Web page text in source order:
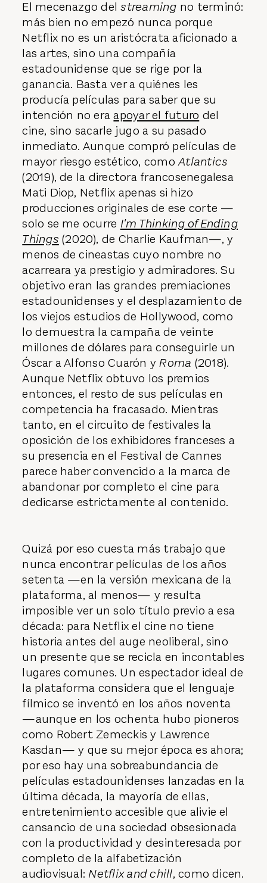
El mecenazgo delstreaming no terminó:
más bien no empezó nunca porque
Netflix no es un aristócrata aficionado a
las artes, sino una compañía
estadounidense que se rige por la
ganancia. Basta ver a quiénes les
producía películas para saber que su
intención no eraapoyar el futuro del
cine, sino sacarle jugo a su pasado
inmediato. Aunque compró películas de
mayor riesgo estético, comoAtlantics
(2019), de la directora francosenegalesa
Mati Diop, Netflix apenas si hizo
producciones originales de ese corte —
solo se me ocurre I'm Thinking of Ending
Things (2020), de Charlie Kaufman—, y
menos de cineastas cuyo nombre no
acarreara ya prestigio y admiradores. Su
objetivo eran las grandes premiaciones
estadounidenses y el desplazamiento de
los viejos estudios de Hollywood, como
lo demuestra la campaña de veinte
millones de dólares para conseguirle un
Óscar a Alfonso Cuarón yRoma (2018).
Aunque Netflix obtuvo los premios
entonces, el resto de sus películas en
competencia ha fracasado. Mientras
tanto, en el circuito de festivales la
oposición de los exhibidores franceses a
su presencia en el Festival de Cannes
parece haber convencido a la marca de
abandonar por completo el cine para
dedicarse estrictamente al contenido.
Quizá por eso cuesta más trabajo que
nunca encontrar películas de los años
setenta —en la versión mexicana de la
plataforma, al menos— y resulta
imposible ver un solo título previo a esa
década: para Netflix el cine no tiene
historia antes del auge neoliberal, sino
un presente que se recicla en incontables
lugares comunes. Un espectador ideal de
la plataforma considera que el lenguaje
fílmico se inventó en los años noventa
—aunque en los ochenta hubo pioneros
como Robert Zemeckis y Lawrence
Kasdan— y que su mejor época es ahora;
por eso hay una sobreabundancia de
películas estadounidenses lanzadas en la
última década, la mayoría de ellas,
entretenimiento accesible que alivie el
cansancio de una sociedad obsesionada
con la productividad y desinteresada por
completo de la alfabetización
audiovisual: Netflix and chill, como dicen.